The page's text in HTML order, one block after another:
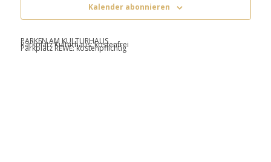
Kalender abonnieren
PARKEN AM KULTURHAUS
Parkplatz Kulturhaus: kostenfrei
Parkplatz REWE: kostenpflichtig